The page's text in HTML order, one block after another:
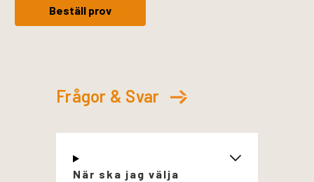
Beställ prov
Frågor & Svar
När ska jag välja